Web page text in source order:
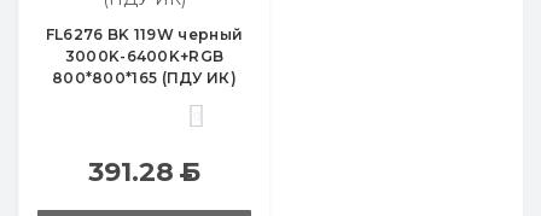
FL6276 BK 119W черный
3000K-6400K+RGB
800*800*165 (ПДУ ИК)
391.28Б